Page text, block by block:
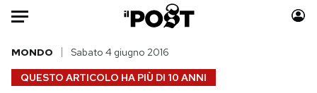
Auto
HOME
QUESTO ARTICOLO HA PIÙ DI 10 ANNI
MONDO Sabato 4 giugno 2016